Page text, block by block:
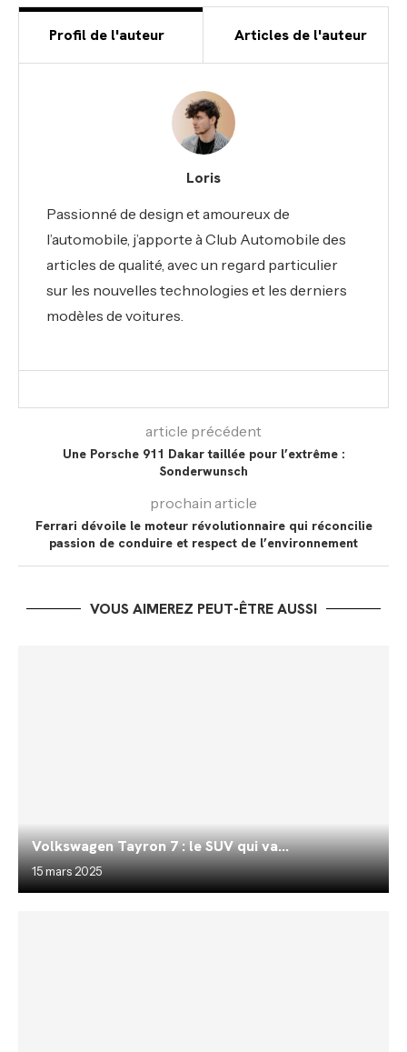
Profil de l'auteur Articles de l'auteur
Loris
Passionné de design et amoureux de
l’automobile, j’apporte à Club Automobile des
articles de qualité, avec un regard particulier
sur les nouvelles technologies et les derniers
modèles de voitures.
article précédent
Une Porsche 911 Dakar taillée pour l’extrême :
Sonderwunsch
prochain article
Ferrari dévoile le moteur révolutionnaire qui réconcilie
passion de conduire et respect de l’environnement
VOUS AIMEREZ PEUT-ÊTRE AUSSI
Volkswagen Tayron 7 : le SUV qui va...
15 mars 2025